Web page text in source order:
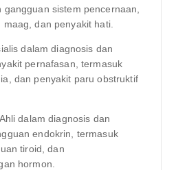
sistem pencernaan,
dan penyakit hati.
dalam diagnosis dan
pernafasan, termasuk
dan penyakit paru obstruktif
Ahli dalam diagnosis dan
endokrin, termasuk
tiroid, dan
hormon.